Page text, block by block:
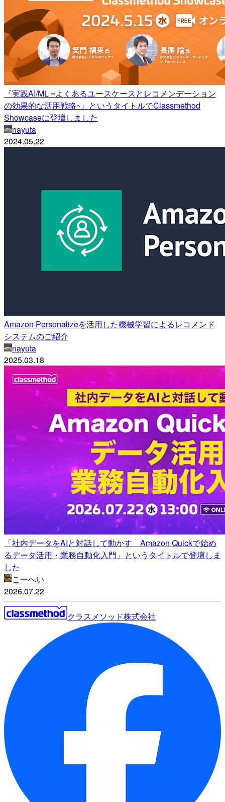
『実践AI/ML ~よくあるユースケースとレコメンデーション
の効果的な活用戦略~』というタイトルでClassmethod
Showcaseに登壇しました
nayuta
2024.05.22
Amazon Personalizeを活用した機械学習によるレコメンド
システムのご紹介
nayuta
2025.03.18
「社内データをAIと対話して動かす Amazon Quickで始め
るデータ活用・業務自動化入門」というタイトルで登壇しま
した
こーへい
2026.07.22
クラスメソッド株式会社